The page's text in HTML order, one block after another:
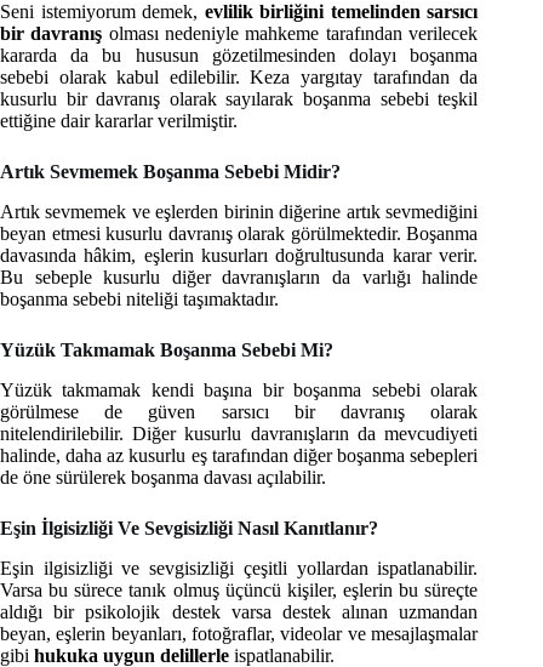
Seni istemiyorum demek, evlilik birliğini temelinden sarsıcı
bir davranış olması nedeniyle mahkeme tarafından verilecek
kararda da bu hususun gözetilmesinden dolayı boşanma
sebebi olarak kabul edilebilir. Keza yargıtay tarafından da
kusurlu bir davranış olarak sayılarak boşanma sebebi teşkil
ettiğine dair kararlar verilmiştir.
Artık Sevmemek Boşanma Sebebi Midir?
Artık sevmemek ve eşlerden birinin diğerine artık sevmediğini
beyan etmesi kusurlu davranış olarak görülmektedir. Boşanma
davasında hâkim, eşlerin kusurları doğrultusunda karar verir.
Bu sebeple kusurlu diğer davranışların da varlığı halinde
boşanma sebebi niteliği taşımaktadır.
Yüzük Takmamak Boşanma Sebebi Mi?
Yüzük takmamak kendi başına bir boşanma sebebi olarak
görülmese de güven sarsıcı bir davranış olarak
nitelendirilebilir. Diğer kusurlu davranışların da mevcudiyeti
halinde, daha az kusurlu eş tarafından diğer boşanma sebepleri
de öne sürülerek boşanma davası açılabilir.
Eşin İlgisizliği Ve Sevgisizliği Nasıl Kanıtlanır?
Eşin ilgisizliği ve sevgisizliği çeşitli yollardan ispatlanabilir.
Varsa bu sürece tanık olmuş üçüncü kişiler, eşlerin bu süreçte
aldığı bir psikolojik destek varsa destek alınan uzmandan
beyan, eşlerin beyanları, fotoğraflar, videolar ve mesajlaşmalar
gibi hukuka uygun delillerle ispatlanabilir.